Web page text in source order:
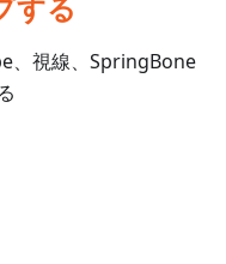
、視線、SpringBone